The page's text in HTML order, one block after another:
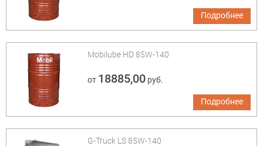
Подробнее
Mobilube HD 85W-140
от 18885,00руб.
Подробнее
G-Truck LS 85W-140